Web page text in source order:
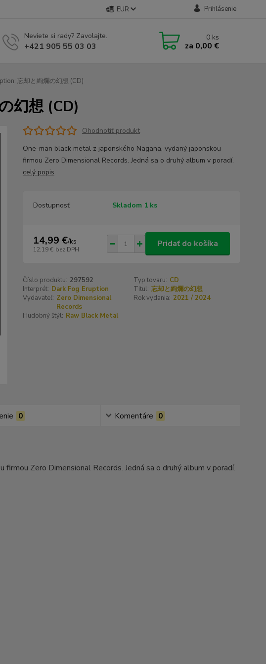
EUR Prihlásenie
Neviete si rady? Zavolajte.
+421 905 55 03 03
0 ks
za 0,00 €
忘却と絢爛の幻想 (CD)
幻想 (CD)
Ohodnotiť produkt
One-man black metal z japonského Nagana, vydaný japonskou
firmou Zero Dimensional Records. Jedná sa o druhý album v poradí.
celý popis
Dostupnosť Skladom 1 ks
14,99 €/ks
12,19 € bez DPH
Pridať do košíka
Číslo produktu: 297592 Typ tovaru: CD
Interprét: Dark Fog Eruption Titul: 忘却と絢爛の幻想
Vydavateľ: Zero Dimensional
Records
Rok vydania: 2021 / 2024
Hudobný štýl: Raw Black Metal
0 Komentáre 0
Zero Dimensional Records. Jedná sa o druhý album v poradí.